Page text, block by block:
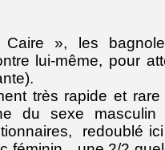
», les
lui-même, pour
très rapide et rare
du sexe masculin
redoublé